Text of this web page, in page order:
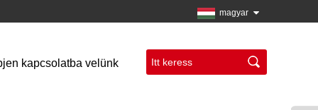
magyar
kapcsolatba velünk